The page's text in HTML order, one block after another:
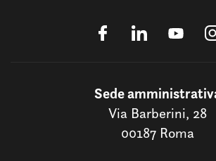
Sede
Via Barberini, 28
00187 Roma